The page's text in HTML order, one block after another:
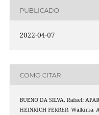
PUBLICADO
2022-04-07
COMO CITAR
BUENO DA SILVA, Rafael;
HEINRICH FERRER, Walkiria.